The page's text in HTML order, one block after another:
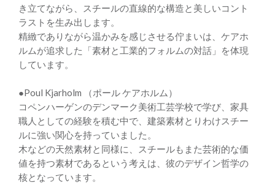
き立てながら、スチールの直線的な構造と美しいコント
ラストを生み出します。
精緻でありながら温かみを感じさせる佇まいは、ケアホ
ルムが追求した「素材と工業的フォルムの対話」を体現
しています。
●Poul Kjarholm （ポール ケアホルム）
コペンハーゲンのデンマーク美術工芸学校で学び、家具
職人としての経験を積む中で、建築素材とりわけスチー
ルに強い関心を持っていました。
木などの天然素材と同様に、スチールもまた芸術的な価
値を持つ素材であるという考えは、彼のデザイン哲学の
核となっています。